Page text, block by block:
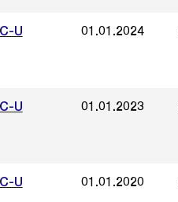
U
01.01.2024
U
01.01.2023
U
01.01.2020